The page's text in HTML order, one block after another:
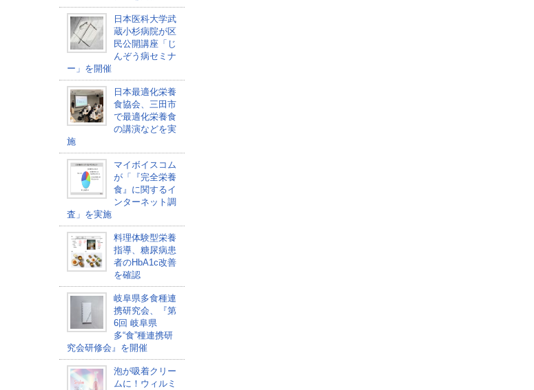
日本医科大学武
蔵小杉病院が区
民公開講座「じ
んぞう病セミナ
ー」を開催
日本最適化栄養
食協会、三田市
で最適化栄養食
の講演などを実
施
マイボイスコム
が「『完全栄養
食』に関するイ
ンターネット調
査」を実施
料理体験型栄養
指導、糖尿病患
者のHbA1c改善
を確認
岐阜県多食種連
携研究会、『第
6回 岐阜県
多“食”種連携研
究会研修会』を開催
泡が吸着クリー
ムに！ウィルミ